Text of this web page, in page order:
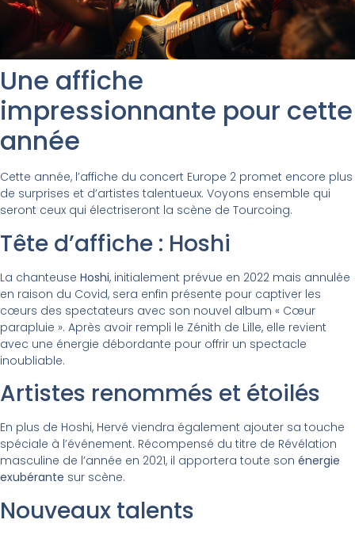
Une affiche
impressionnante pour cette
année
Cette année, l’affiche du concert Europe 2 promet encore plus
de surprises et d’artistes talentueux. Voyons ensemble qui
seront ceux qui électriseront la scène de Tourcoing.
Tête d’affiche : Hoshi
La chanteuse Hoshi, initialement prévue en 2022 mais annulée
en raison du Covid, sera enfin présente pour captiver les
cœurs des spectateurs avec son nouvel album « Cœur
parapluie ». Après avoir rempli le Zénith de Lille, elle revient
avec une énergie débordante pour offrir un spectacle
inoubliable.
Artistes renommés et étoilés
En plus de Hoshi, Hervé viendra également ajouter sa touche
spéciale à l’événement. Récompensé du titre de Révélation
masculine de l’année en 2021, il apportera toute son énergie
exubérante sur scène.
Nouveaux talents